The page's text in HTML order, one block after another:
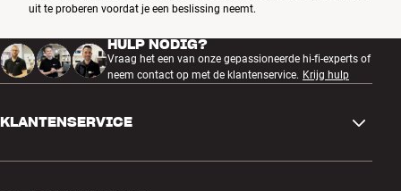
uit te proberen voordat je een beslissing neemt.
HULP NODIG?
Vraag het een van onze gepassioneerde hi-fi-experts of
neem contact op met de klantenservice. Krijg hulp
KLANTENSERVICE